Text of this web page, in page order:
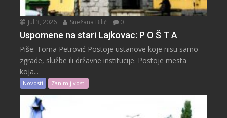
Jul 3, 2026 Snežana Bilić 0
Uspomene na stari Lajkovac: P O Š T A
Piše: Toma Petrović Postoje ustanove koje nisu samo
zgrade, službe ili državne institucije. Postoje mesta
koja...
Novosti Zanimljivosti